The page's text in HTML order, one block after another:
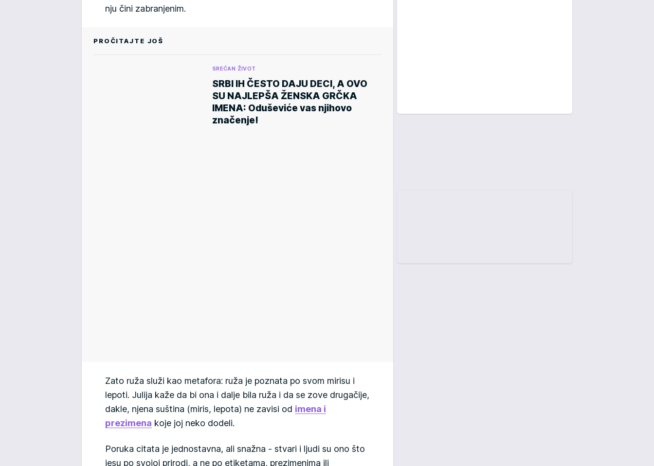
nju čini zabranjenim.
PROČITAJTE JOŠ
SREĆAN ŽIVOT
SRBI IH ČESTO DAJU DECI, A OVO
SU NAJLEPŠA ŽENSKA GRČKA
IMENA: Oduševiće vas njihovo
značenje!
Zato ruža služi kao metafora: ruža je poznata po svom mirisu i
lepoti. Julija kaže da bi ona i dalje bila ruža i da se zove drugačije,
dakle, njena suština (miris, lepota) ne zavisi od imena i
prezimena koje joj neko dodeli.
Poruka citata je jednostavna, ali snažna - stvari i ljudi su ono što
jesu po svojoj prirodi, a ne po etiketama, prezimenima ili